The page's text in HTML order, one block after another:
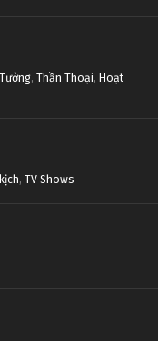
, Thần Thoại, Hoạt
, TV Shows